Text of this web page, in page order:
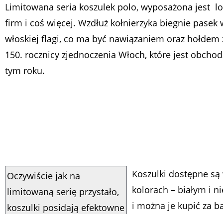
Limitowana seria koszulek polo, wyposażona jest
firm i coś więcej. Wzdłuż kołnierzyka biegnie pasek
włoskiej flagi, co ma być nawiązaniem oraz hołdem
150. rocznicy zjednoczenia Włoch, które jest
tym roku.
Oczywiście jak na
limitowaną serię przystało,
koszulki posidają efektowne
Koszulki dostępne
kolorach – białym i
i można je kupić za